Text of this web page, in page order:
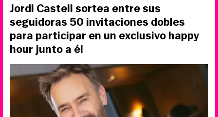
Jordi Castell sortea entre sus
seguidoras 50 invitaciones dobles
para participar en un exclusivo happy
hour junto a él